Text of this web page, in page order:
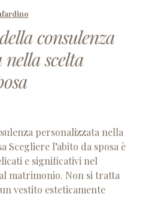
consulenza
scelta
personalizzata nella
Scegliere l’abito da sposa è
e significativi nel
matrimonio. Non si tratta
vestito esteticamente